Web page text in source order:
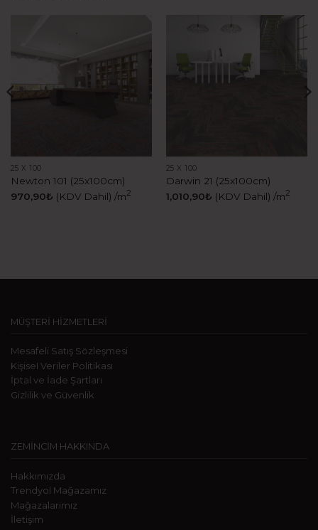
25 X 100
Newton 101 (25x100cm)
970,90₺ (KDV Dahil) /m2
25 X 100
Darwin 21 (25x100cm)
1,010,90₺ (KDV Dahil) /m2
MÜŞTERİ HİZMETLERİ
Mesafeli Satış Sözleşmesi
KişiseI Veriler Politikası
İptal ve İade Şartları
Gizlilik ve Güvenlik
ZEMİNCİM HAKKINDA
Hakkımızda
Trendyol Mağazamız
Mağazalarımız
İletişim